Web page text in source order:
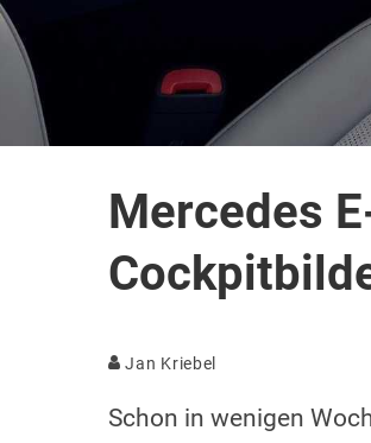
Mercedes
Jan Kriebel
Schon in wenigen